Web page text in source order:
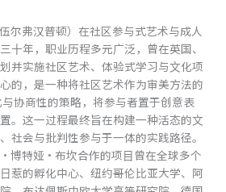
尔弗汉普顿）在社区参与式艺术与成⼈
⼗年，职业历程多元⼴泛，曾在英国、
并实施社区艺术、体验式学习与⽂化项
的，是⼀种将社区艺术作为审美⽅法的
协商性的策略，将参与者置于创意表
。这⼀过程最终旨在构建⼀种活态的⽂
社会与批判性参与于⼀体的实践路径。
博特娅·布坎合作的项⽬曾在全球多个
惹的孵化中⼼、纽约哥伦⽐亚⼤学、阿